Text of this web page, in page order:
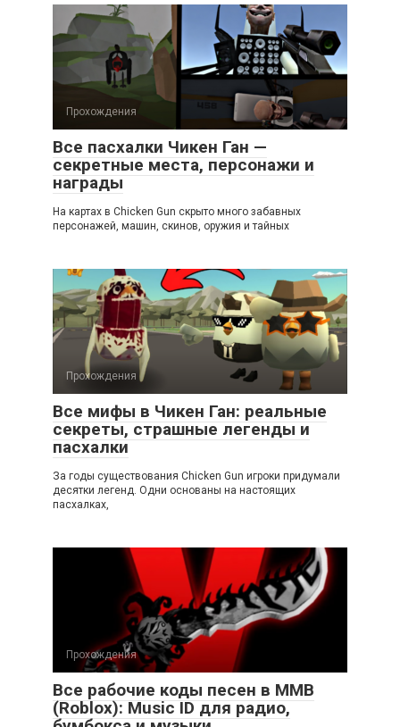
Прохождения
Все пасхалки Чикен Ган —
секретные места, персонажи и
награды
На картах в Chicken Gun скрыто много забавных
персонажей, машин, скинов, оружия и тайных
Прохождения
Все мифы в Чикен Ган: реальные
секреты, страшные легенды и
пасхалки
За годы существования Chicken Gun игроки придумали
десятки легенд. Одни основаны на настоящих
пасхалках,
Прохождения
Все рабочие коды песен в ММВ
(Roblox): Music ID для радио,